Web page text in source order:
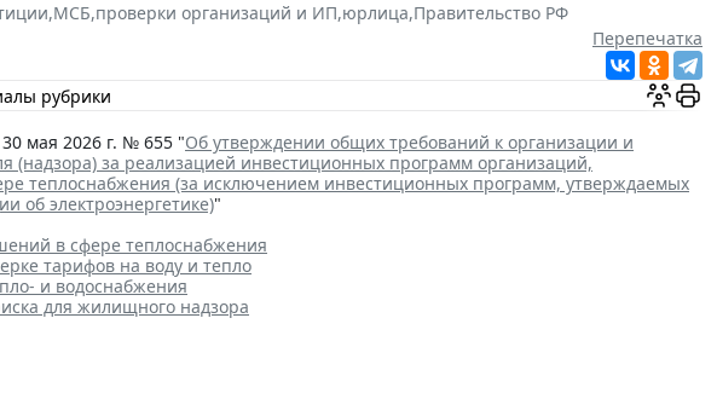
,МСБ,проверки организаций и ИП,юрлица,Правительство РФ
Перепечатка
рубрики
мая 2026 г. № 655 "Об утверждении общих требований к организации и
(надзора) за реализацией инвестиционных программ организаций,
теплоснабжения (за исключением инвестиционных программ, утверждаемых
об электроэнергетике)"
в сфере теплоснабжения
тарифов на воду и тепло
и водоснабжения
для жилищного надзора